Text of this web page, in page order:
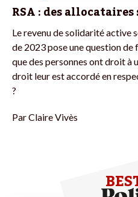
RSA : des
Le revenu de solidarité active
de 2023 pose une question
que des personnes ont droit à
droit leur est accordé en
?
ParClaire Vivès